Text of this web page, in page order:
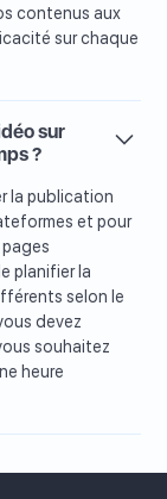
contenus aux
sur chaque
sur
?
la publication
et pour
planifier la
selon le
devez
souhaitez
heure